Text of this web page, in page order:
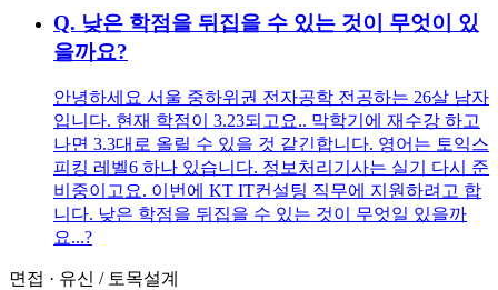
Q. 낮은 학점을 뒤집을 수 있는 것이 무엇이 있
을까요?
안녕하세요 서울 중하위권 전자공학 전공하는 26살 남자
입니다. 현재 학점이 3.23되고요.. 막학기에 재수강 하고
나면 3.3대로 올릴 수 있을 것 같긴합니다. 영어는 토익스
피킹 레벨6 하나 있습니다. 정보처리기사는 실기 다시 준
비중이고요. 이번에 KT IT컨설팅 직무에 지원하려고 합
니다. 낮은 학점을 뒤집을 수 있는 것이 무엇일 있을까
요...?
면접 · 유신 / 토목설계